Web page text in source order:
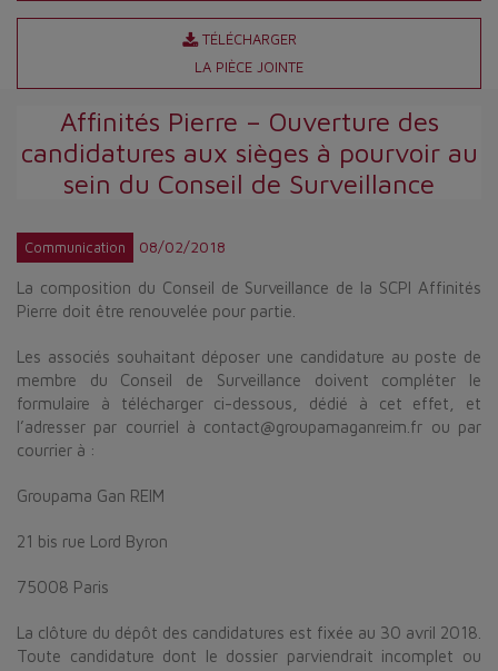
TÉLÉCHARGER
LA PIÈCE JOINTE
Affinités Pierre – Ouverture des
candidatures aux sièges à pourvoir au
sein du Conseil de Surveillance
Communication 08/02/2018
La composition du Conseil de Surveillance de la SCPI Affinités
Pierre doit être renouvelée pour partie.
Les associés souhaitant déposer une candidature au poste de
membre du Conseil de Surveillance doivent compléter le
formulaire à télécharger ci-dessous, dédié à cet effet, et
l’adresser par courriel à contact@groupamaganreim.fr ou par
courrier à :
Groupama Gan REIM
21 bis rue Lord Byron
75008 Paris
La clôture du dépôt des candidatures est fixée au 30 avril 2018.
Toute candidature dont le dossier parviendrait incomplet ou